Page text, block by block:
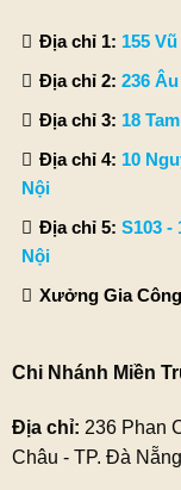
Địa chỉ 1: 155
Địa chỉ 2: 236
Địa chỉ 3: 18
Địa chỉ 4: 10
Nội
Địa chỉ 5: S103 -
Nội
Xưởng Gia
Chi Nhánh Miền
Địa chỉ: 236 Phan
Châu - TP. Đà Nẵng